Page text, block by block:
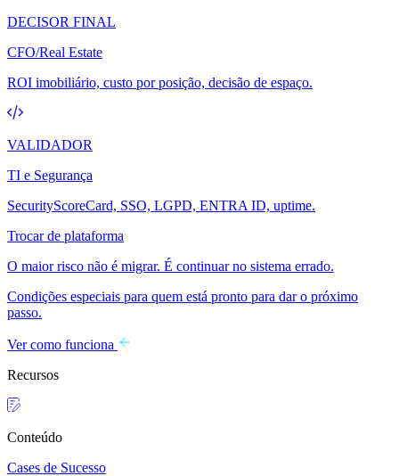
DECISOR FINAL
CFO/Real Estate
ROI imobiliário, custo por posição, decisão de espaço.
VALIDADOR
TI e Segurança
SecurityScoreCard, SSO, LGPD, ENTRA ID, uptime.
Trocar de plataforma
O maior risco não é migrar. É continuar no sistema errado.
Condições especiais para quem está pronto para dar o próximo
passo.
Ver como funciona
Recursos
Conteúdo
Cases de Sucesso